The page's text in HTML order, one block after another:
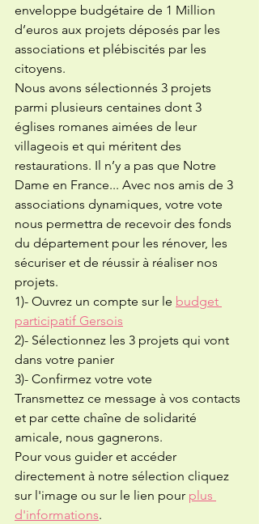
enveloppe budgétaire de 1 Million
d’euros aux projets déposés par les
associations et plébiscités par les
citoyens.
Nous avons sélectionnés 3 projets
parmi plusieurs centaines dont 3
églises romanes aimées de leur
villageois et qui méritent des
restaurations. Il n’y a pas que Notre
Dame en France... Avec nos amis de 3
associations dynamiques, votre vote
nous permettra de recevoir des fonds
du département pour les rénover, les
sécuriser et de réussir à réaliser nos
projets.
1)- Ouvrez un compte sur le budget
participatif Gersois
2)- Sélectionnez les 3 projets qui vont
dans votre panier
3)- Confirmez votre vote
Transmettez ce message à vos contacts
et par cette chaîne de solidarité
amicale, nous gagnerons.
Pour vous guider et accéder
directement à notre sélection cliquez
sur l'image ou sur le lien pour plus
d'informations.